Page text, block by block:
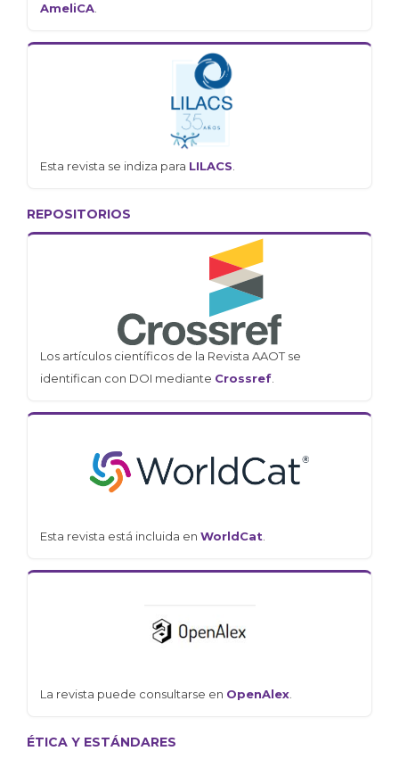
AmeliCA
Esta revista se indiza para LILACS
REPOSITORIOS
Los artículos científicos de la Revista AAOT se
identifican con DOI mediante Crossref
Esta revista está incluida en WorldCat
La revista puede consultarse en OpenAlex
ÉTICA Y ESTÁNDARES